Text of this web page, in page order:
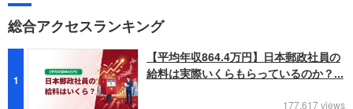
総合アクセスランキング
1
【平均年収864.4万円】日本郵政社員の
給料は実際いくらもらっているのか？...
177,617 views